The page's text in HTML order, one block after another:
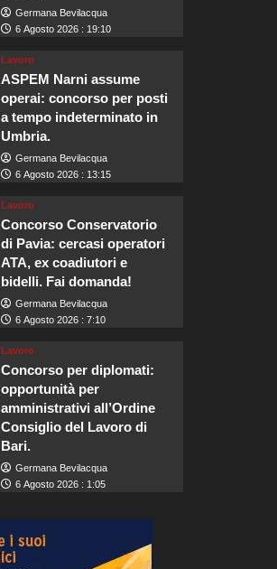
Germana Bevilacqua
6 Agosto 2026 : 19:10
Lavoro
ASPEM Narni assume
operai: concorso per posti
a tempo indeterminato in
Umbria.
Germana Bevilacqua
6 Agosto 2026 : 13:15
Lavoro
Concorso Conservatorio
di Pavia: cercasi operatori
ATA, ex coadiutori e
bidelli. Fai domanda!
Germana Bevilacqua
6 Agosto 2026 : 7:10
Lavoro
Concorso per diplomati:
opportunità per
amministrativi all’Ordine
Consiglio del Lavoro di
Bari.
Germana Bevilacqua
6 Agosto 2026 : 1:05